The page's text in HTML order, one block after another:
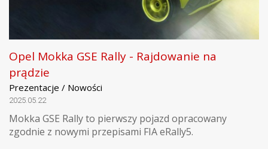
Opel Mokka GSE Rally - Rajdowanie na
prądzie
Prezentacje / Nowości
2025.05.22
Mokka GSE Rally to pierwszy pojazd opracowany
zgodnie z nowymi przepisami FIA eRally5.